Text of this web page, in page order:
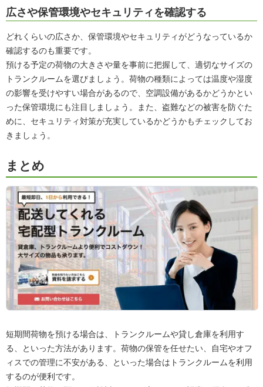
広さや保管環境やセキュリティを確認する
どれくらいの広さか、保管環境やセキュリティがどうなっているか
確認するのも重要です。
預ける予定の荷物の大きさや量を事前に把握して、適切なサイズの
トランクルームを選びましょう。荷物の種類によっては温度や湿度
の影響を受けやすい場合があるので、空調設備があるかどうかとい
った保管環境にも注目しましょう。また、盗難などの被害を防ぐた
めに、セキュリティ対策が充実しているかどうかもチェックしてお
きましょう。
まとめ
短期間荷物を預ける場合は、トランクルームや貸し倉庫を利用す
る、といった方法があります。荷物の保管を任せたい、自宅やオフ
ィスでの管理に不安がある、といった場合はトランクルームを利用
するのが便利です。